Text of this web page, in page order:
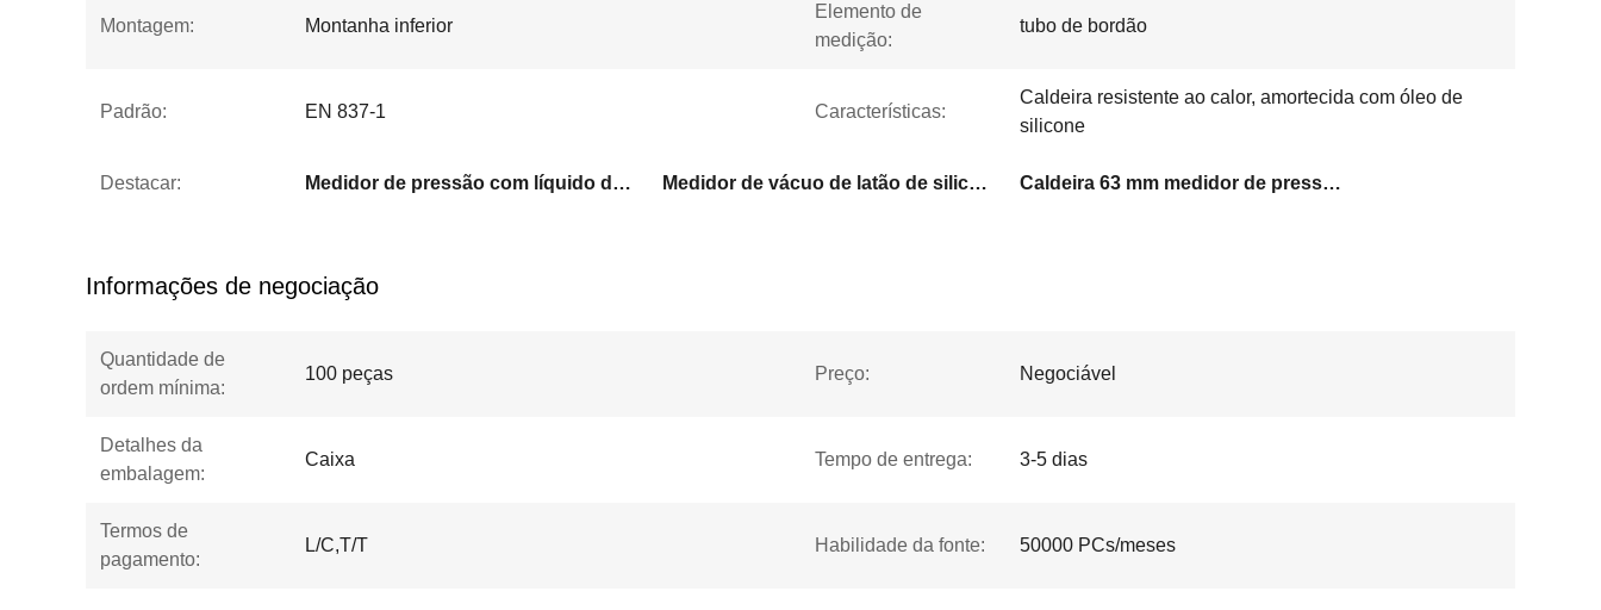
Montagem: Montanha inferior
Elemento de
medição:
tubo de bordão
Padrão: EN 837-1 Características:
Caldeira resistente ao calor, amortecida com óleo de
silicone
Destacar: Medidor de pressão com líquido da caldeira Medidor de vácuo de latão de silicone Caldeira 63 mm medidor de pressão com líquido
Informações de negociação
Quantidade de
ordem mínima:
100 peças Preço: Negociável
Detalhes da
embalagem:
Caixa Tempo de entrega: 3-5 dias
Termos de
pagamento:
L/C,T/T Habilidade da fonte: 50000 PCs/meses